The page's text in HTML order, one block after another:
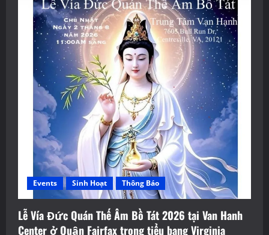
Events Sinh Hoạt Thông Báo
Lễ Vía Đức Quán Thế Âm Bồ Tát 2026 tại Van Hanh
Center ở Quận Fairfax trong tiểu bang Virginia